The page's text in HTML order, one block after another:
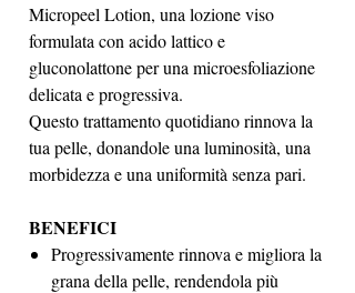
Micropeel Lotion, una lozione viso
formulata con acido lattico e
gluconolattone per una microesfoliazione
delicata e progressiva.
Questo trattamento quotidiano rinnova la
tua pelle, donandole una luminosità, una
morbidezza e una uniformità senza pari.
BENEFICI
Progressivamente rinnova e migliora la
grana della pelle, rendendola più